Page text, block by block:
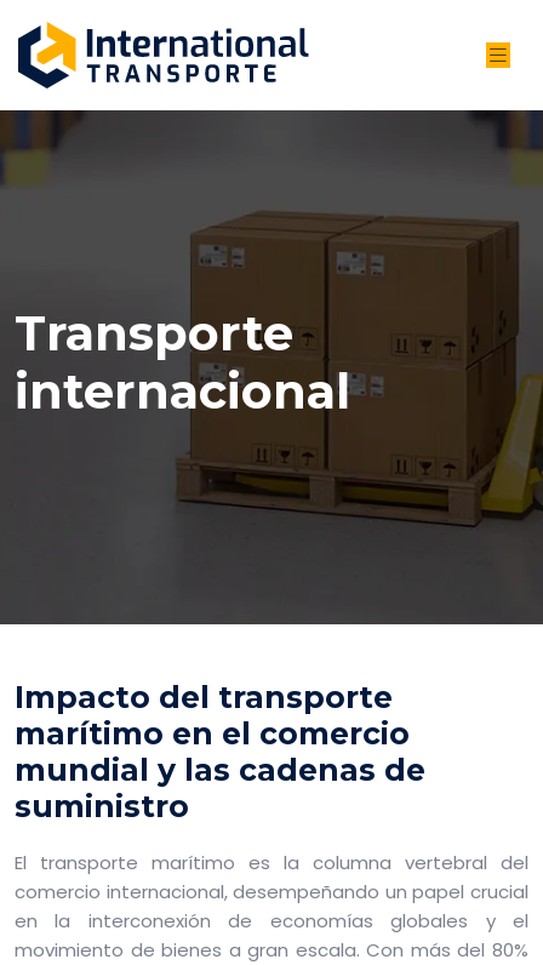
Transporte
internacional
Impacto del transporte
marítimo en el comercio
mundial y las cadenas de
suministro
El transporte marítimo es la columna vertebral del
comercio internacional, desempeñando un papel crucial
en la interconexión de economías globales y el
movimiento de bienes a gran escala. Con más del 80%